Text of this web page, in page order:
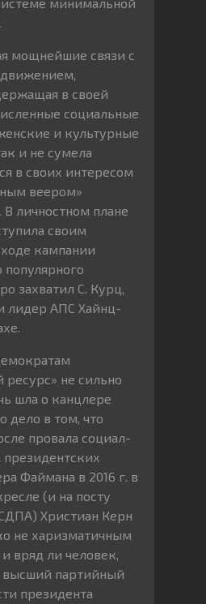
мощнейшие связи с
в своей
социальные
и культурные
и не сумела
в своих интересом
веером»
личностном плане
своим
кампании
популярного
захватил С. Курц,
лидер АПС Хайнц-
ресурс» не сильно
шла о канцлере
дело в том, что
провала социал-
Файмана в 2016 г. в
(и на посту
Христиан Керн
не харизматичным
вряд ли человек,
партийный
президента